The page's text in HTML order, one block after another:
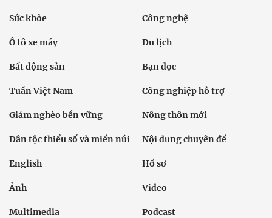
Sức khỏe Công nghệ
Ô tô xe máy Du lịch
Bất động sản Bạn đọc
Tuần Việt Nam Công nghiệp hỗ trợ
Giảm nghèo bền vững Nông thôn mới
Dân tộc thiểu số và miền núi Nội dung chuyên đề
English Hồ sơ
Ảnh Video
Multimedia Podcast